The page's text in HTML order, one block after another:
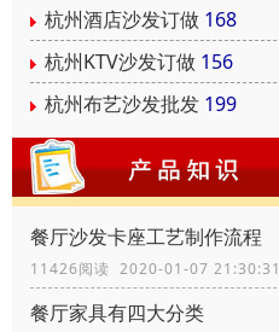
杭州酒店沙发订做 168
杭州KTV沙发订做 156
杭州布艺沙发批发 199
餐厅沙发卡座工艺制作流程
11426阅读 2020-01-07 21:30:31
餐厅家具有四大分类